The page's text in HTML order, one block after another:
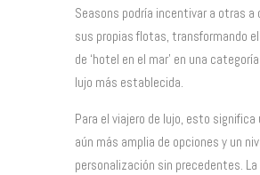
Seasons podría incentivar a otras a
sus propias flotas, transformando
de ‘hotel en el mar’ en una
lujo más establecida.
Para el viajero de lujo, esto significa
aún más amplia de opciones y un
personalización sin precedentes.